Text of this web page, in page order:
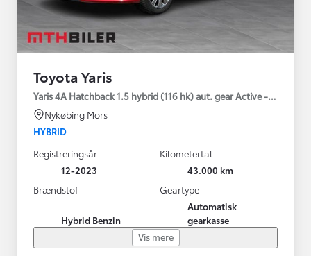
Toyota Yaris
Yaris 4A Hatchback 1.5 hybrid (116 hk) aut. gear Active -
Nykøbing Mors
HYBRID
Registreringsår
12-2023
Kilometertal
43.000 km
Brændstof
Hybrid Benzin
Geartype
Automatisk
gearkasse
Vis mere